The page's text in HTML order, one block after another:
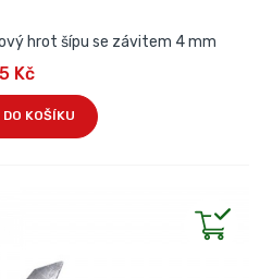
hrot šípu se závitem 4 mm
Kč
DO KOŠÍKU